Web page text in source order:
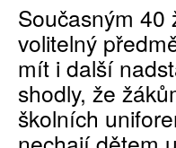
Současným 40
volitelný
mít i další
shodly, že
školních